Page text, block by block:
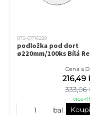
872-01716220
podložka pod dort
ø220mm/100ks Bílá
Cena s
333,06
216,49
bal.